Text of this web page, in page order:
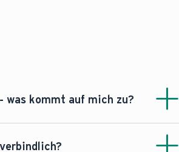
was kommt auf mich zu?
Schritt schaut sich unser